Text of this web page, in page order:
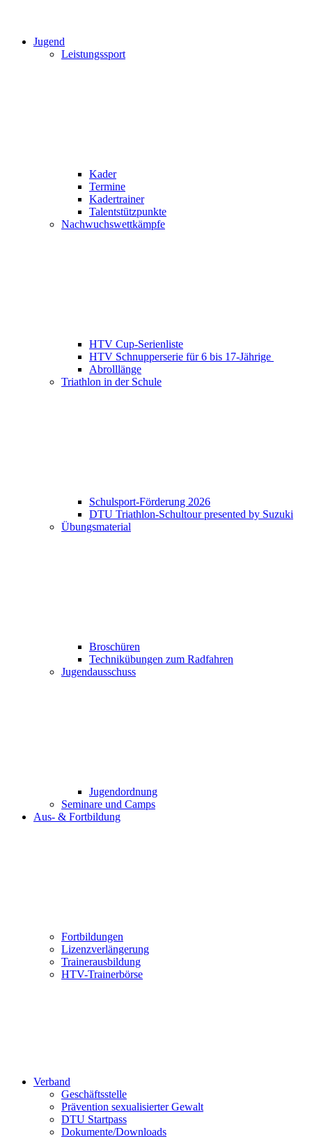
Jugend
Leistungssport
Kader
Termine
Kadertrainer
Talentstützpunkte
Nachwuchswettkämpfe
HTV Cup-Serienliste
HTV Schnupperserie für 6 bis 17-Jährige
Abrolllänge
Triathlon in der Schule
Schulsport-Förderung 2026
DTU Triathlon-Schultour presented by Suzuki
Übungsmaterial
Broschüren
Technikübungen zum Radfahren
Jugendausschuss
Jugendordnung
Seminare und Camps
Aus- & Fortbildung
Fortbildungen
Lizenzverlängerung
Trainerausbildung
HTV-Trainerbörse
Verband
Geschäftsstelle
Prävention sexualisierter Gewalt
DTU Startpass
Dokumente/Downloads